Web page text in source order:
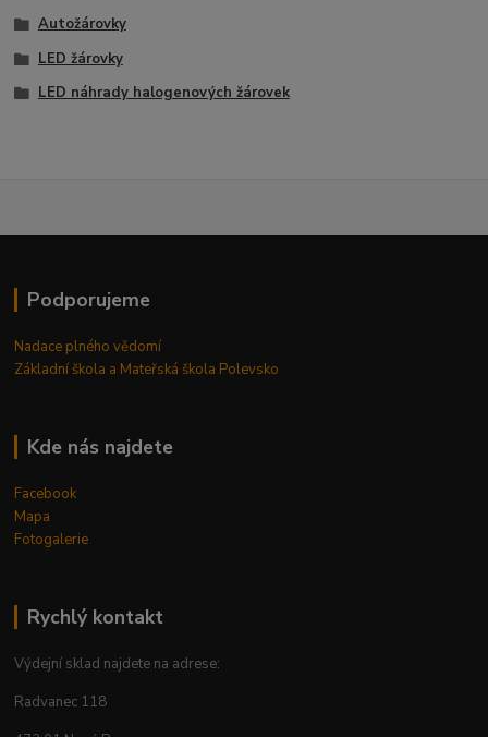
Autožárovky
LED žárovky
LED náhrady halogenových žárovek
Podporujeme
Nadace plného vědomí
Základní škola a Mateřská škola Polevsko
Kde nás najdete
Facebook
Mapa
Fotogalerie
Rychlý kontakt
Výdejní sklad najdete na adrese:
Radvanec 118